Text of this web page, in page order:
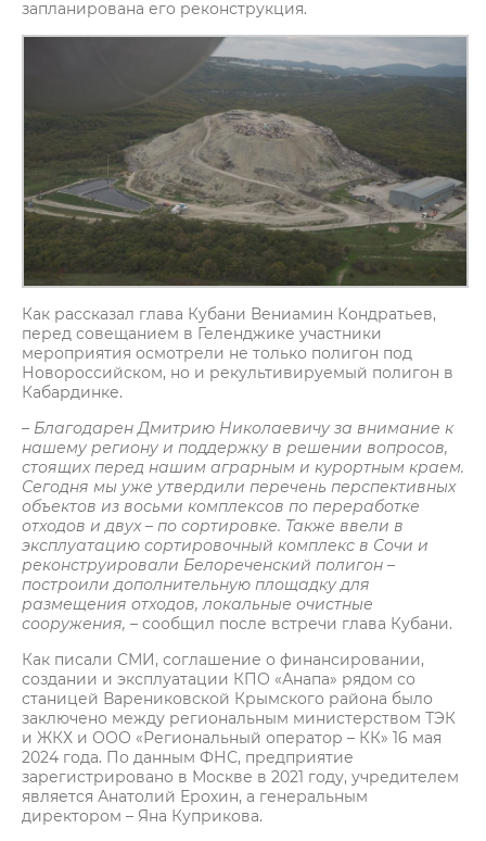
запланирована его реконструкция.
Как рассказал глава Кубани Вениамин Кондратьев,
перед совещанием в Геленджике участники
мероприятия осмотрели не только полигон под
Новороссийском, но и рекультивируемый полигон в
Кабардинке.
– Благодарен Дмитрию Николаевичу за внимание к
нашему региону и поддержку в решении вопросов,
стоящих перед нашим аграрным и курортным краем.
Сегодня мы уже утвердили перечень перспективных
объектов из восьми комплексов по переработке
отходов и двух – по сортировке. Также ввели в
эксплуатацию сортировочный комплекс в Сочи и
реконструировали Белореченский полигон –
построили дополнительную площадку для
размещения отходов, локальные очистные
сооружения, – сообщил после встречи глава Кубани.
Как писали СМИ, соглашение о финансировании,
создании и эксплуатации КПО «Анапа» рядом со
станицей Варениковской Крымского района было
заключено между региональным министерством ТЭК
и ЖКХ и ООО «Региональный оператор – КК» 16 мая
2024 года. По данным ФНС, предприятие
зарегистрировано в Москве в 2021 году, учредителем
является Анатолий Ерохин, а генеральным
директором – Яна Куприкова.